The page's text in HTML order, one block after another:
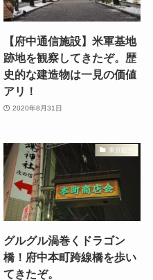
【府中通信施設】米軍基地
跡地を観察してきたぞ。歴
史的な建造物は一見の価値
アリ！
2020年8月31日
東京観光
グルグル渦巻くドラゴン
橋！府中本町跨線橋を歩い
てきたぞ。